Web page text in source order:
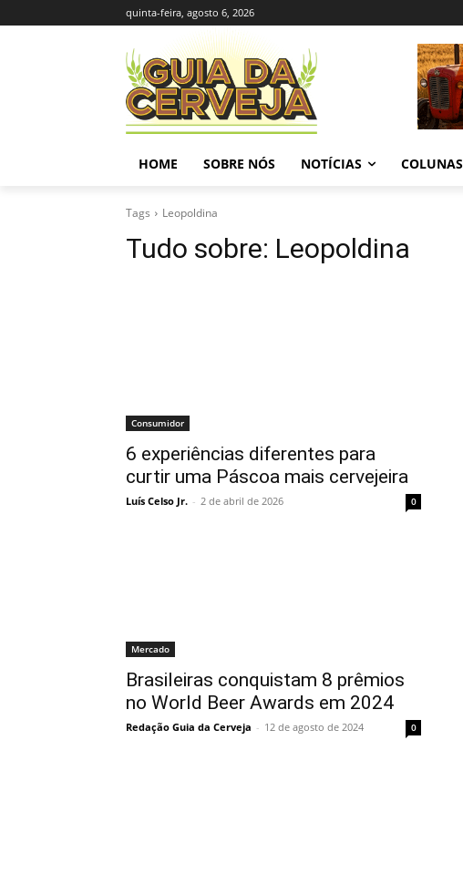
quinta-feira, agosto 6, 2026
HOME SOBRE NÓS NOTÍCIAS COLUNAS
Tags Leopoldina
Tudo sobre: Leopoldina
Consumidor
6 experiências diferentes para
curtir uma Páscoa mais cervejeira
Luís Celso Jr. - 2 de abril de 2026 0
Mercado
Brasileiras conquistam 8 prêmios
no World Beer Awards em 2024
Redação Guia da Cerveja - 12 de agosto de 2024 0